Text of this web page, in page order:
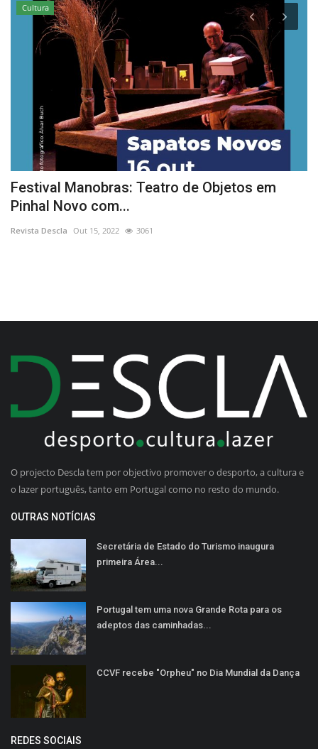
Cultura
Festival Manobras: Teatro de Objetos em
Pinhal Novo com...
Revista Descla Out 15, 2022 3061
O projecto Descla tem por objectivo promover o desporto, a cultura e
o lazer português, tanto em Portugal como no resto do mundo.
OUTRAS NOTÍCIAS
Secretária de Estado do Turismo inaugura
primeira Área...
Portugal tem uma nova Grande Rota para os
adeptos das caminhadas...
CCVF recebe "Orpheu" no Dia Mundial da Dança
REDES SOCIAIS